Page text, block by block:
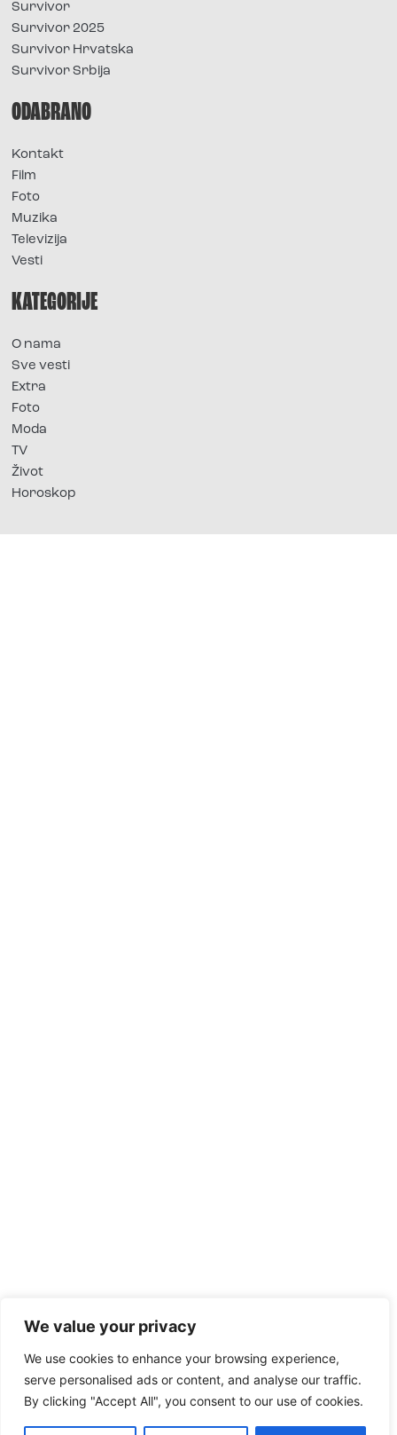
We value your privacy
We use cookies to enhance your browsing experience,
serve personalised ads or content, and analyse our traffic.
By clicking "Accept All", you consent to our use of cookies.
Survivor
Survivor 2025
Survivor Hrvatska
Survivor Srbija
ODABRANO
Kontakt
Film
Foto
Muzika
Televizija
Vesti
KATEGORIJE
O nama
Sve vesti
Extra
Foto
Moda
TV
Život
Horoskop